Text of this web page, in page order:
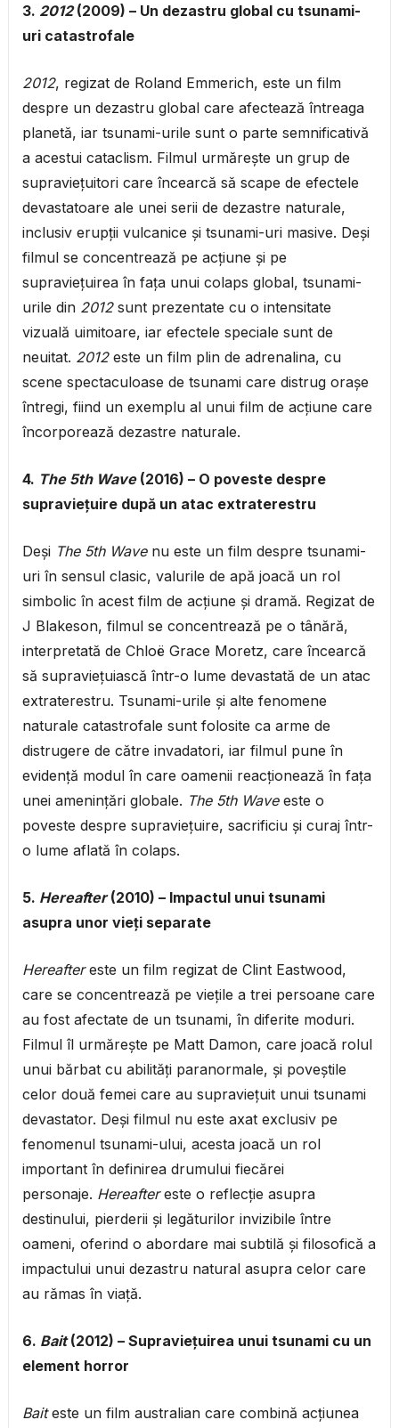
3. 2012(2009) – Un dezastru global cu tsunami-
uri catastrofale
2012, regizat de Roland Emmerich, este un film
despre un dezastru global care afectează întreaga
planetă, iar tsunami-urile sunt o parte semnificativă
a acestui cataclism. Filmul urmărește un grup de
supraviețuitori care încearcă să scape de efectele
devastatoare ale unei serii de dezastre naturale,
inclusiv erupții vulcanice și tsunami-uri masive. Deși
filmul se concentrează pe acțiune și pe
supraviețuirea în fața unui colaps global, tsunami-
urile din 2012sunt prezentate cu o intensitate
vizuală uimitoare, iar efectele speciale sunt de
neuitat. 2012este un film plin de adrenalina, cu
scene spectaculoase de tsunami care distrug orașe
întregi, fiind un exemplu al unui film de acțiune care
încorporează dezastre naturale.
4. The 5th Wave(2016) – O poveste despre
supraviețuire după un atac extraterestru
Deși The 5th Wavenu este un film despre tsunami-
uri în sensul clasic, valurile de apă joacă un rol
simbolic în acest film de acțiune și dramă. Regizat de
J Blakeson, filmul se concentrează pe o tânără,
interpretată de Chloë Grace Moretz, care încearcă
să supraviețuiască într-o lume devastată de un atac
extraterestru. Tsunami-urile și alte fenomene
naturale catastrofale sunt folosite ca arme de
distrugere de către invadatori, iar filmul pune în
evidență modul în care oamenii reacționează în fața
unei amenințări globale. The 5th Waveeste o
poveste despre supraviețuire, sacrificiu și curaj într-
o lume aflată în colaps.
5. Hereafter(2010) – Impactul unui tsunami
asupra unor vieți separate
Hereaftereste un film regizat de Clint Eastwood,
care se concentrează pe viețile a trei persoane care
au fost afectate de un tsunami, în diferite moduri.
Filmul îl urmărește pe Matt Damon, care joacă rolul
unui bărbat cu abilități paranormale, și poveștile
celor două femei care au supraviețuit unui tsunami
devastator. Deși filmul nu este axat exclusiv pe
fenomenul tsunami-ului, acesta joacă un rol
important în definirea drumului fiecărei
personaje. Hereaftereste o reflecție asupra
destinului, pierderii și legăturilor invizibile între
oameni, oferind o abordare mai subtilă și filosofică a
impactului unui dezastru natural asupra celor care
au rămas în viață.
6. Bait(2012) – Supraviețuirea unui tsunami cu un
element horror
Baiteste un film australian care combină acțiunea